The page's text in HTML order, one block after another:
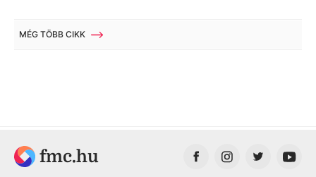
MÉG TÖBB CIKK
fmc.hu